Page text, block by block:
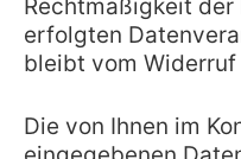
Rechtmäßigkeit
erfolgten
bleibt vom
Die von Ihnen im